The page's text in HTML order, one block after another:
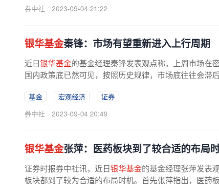
券中社
2023-09-04 21:22
银华基金秦锋：市场有望重新进入上行周期
近日银华基金的基金经理秦锋发表观点称，上周市场在
国内政策底已然可见，按照历史规律，市场底往往会滞
基金 宏观经济
证券
券中社
2023-09-04 20:49
银华基金张萍：医药板块到了较合适的布局
证券时报券中社讯，近日银华基金的基金经理张萍发表
板块都到了较为合适的布局时机。首先张萍指出，医药